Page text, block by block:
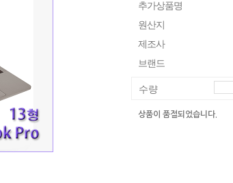
추가상품명
원산지
제조사
브랜드
수량
상품이 품절되었습니다.